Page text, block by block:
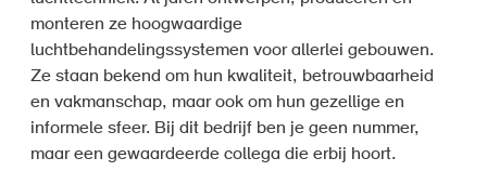
monteren ze hoogwaardige
luchtbehandelingssystemen voor allerlei gebouwen.
Ze staan bekend om hun kwaliteit, betrouwbaarheid
en vakmanschap, maar ook om hun gezellige en
informele sfeer. Bij dit bedrijf ben je geen nummer,
maar een gewaardeerde collega die erbij hoort.